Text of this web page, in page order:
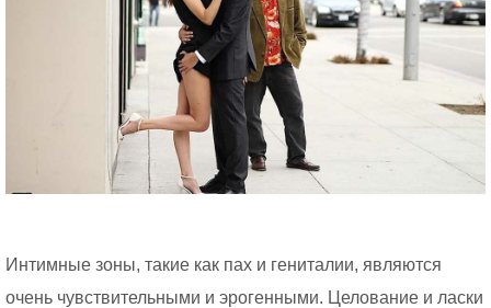
Интимные зоны, такие как пах и гениталии, являются
очень чувствительными и эрогенными. Целование и ласки